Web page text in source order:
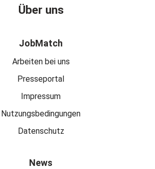
Über uns
JobMatch
Arbeiten bei uns
Presseportal
Impressum
Nutzungsbedingungen
Datenschutz
News